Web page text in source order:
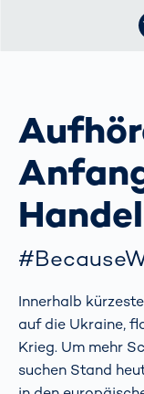
Innerhalb
auf die Ukraine,
Krieg. Um mehr
suchen Stand